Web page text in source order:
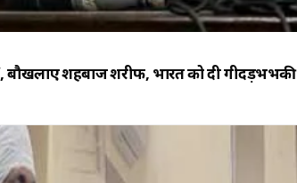
बौखलाए शहबाज शरीफ, भारत को दी गीदड़भभकी